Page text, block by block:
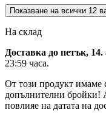
Показване на всички 12
На склад
Доставка до петък, 14.
23:59 часа.
От този продукт имаме
допълнителни бройки!
повлияе на датата на